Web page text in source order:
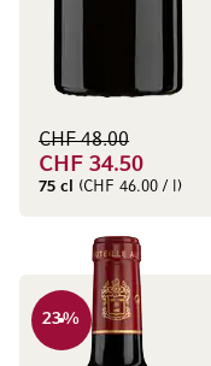
CHF 34.50
CHF 48.00
75 cl (CHF 46.00 / l)
23%